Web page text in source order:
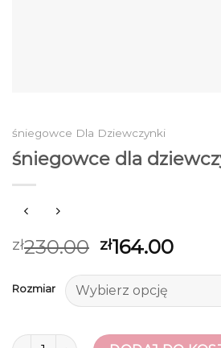
śniegowce Dla Dziewczynki
śniegowce dla
zł230.00 zł164.00
Rozmiar
ilość śniegowce dla dziewczynki